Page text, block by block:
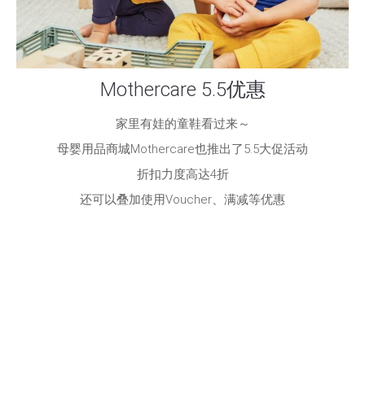
Mothercare 5.5优惠
家里有娃的童鞋看过来～
母婴用品商城Mothercare也推出了5.5大促活动
折扣力度高达4折
还可以叠加使用Voucher、满减等优惠